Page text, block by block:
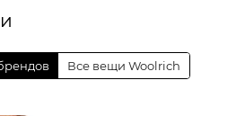
Все вещи Woolrich